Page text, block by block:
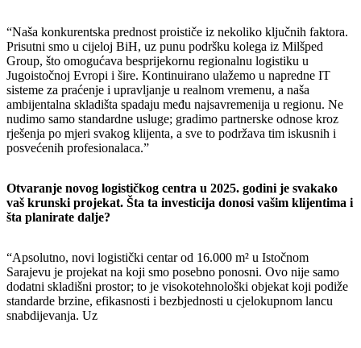
“Naša konkurentska prednost proističe iz nekoliko ključnih faktora.
Prisutni smo u cijeloj BiH, uz punu podršku kolega iz Milšped
Group, što omogućava besprijekornu regionalnu logistiku u
Jugoistočnoj Evropi i šire. Kontinuirano ulažemo u napredne IT
sisteme za praćenje i upravljanje u realnom vremenu, a naša
ambijentalna skladišta spadaju među najsavremenija u regionu. Ne
nudimo samo standardne usluge; gradimo partnerske odnose kroz
rješenja po mjeri svakog klijenta, a sve to podržava tim iskusnih i
posvećenih profesionalaca.”
Otvaranje novog logističkog centra u 2025. godini je svakako
vaš krunski projekat. Šta ta investicija donosi vašim klijentima i
šta planirate dalje?
“Apsolutno, novi logistički centar od 16.000 m² u Istočnom
Sarajevu je projekat na koji smo posebno ponosni. Ovo nije samo
dodatni skladišni prostor; to je visokotehnološki objekat koji podiže
standarde brzine, efikasnosti i bezbjednosti u cjelokupnom lancu
snabdijevanja. Uz